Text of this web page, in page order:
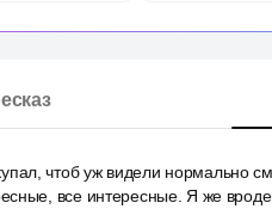
чтоб уж видели нормально
все интересные. Я же вроде